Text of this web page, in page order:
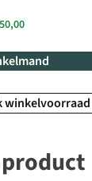
winkelvoorraad